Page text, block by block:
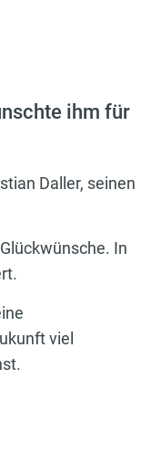
ihm für
Daller, seinen
In
viel